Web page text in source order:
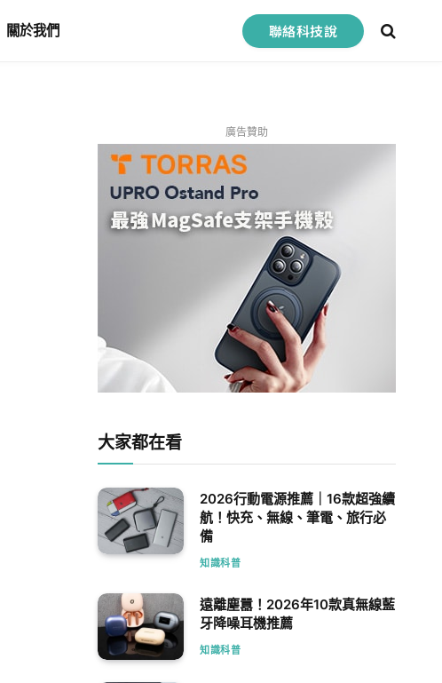
關於我們 聯絡科技說
廣告贊助
大家都在看
2026行動電源推薦｜16款超強續
航！快充、無線、筆電、旅行必
備
知識科普
遠離塵囂！2026年10款真無線藍
牙降噪耳機推薦
知識科普